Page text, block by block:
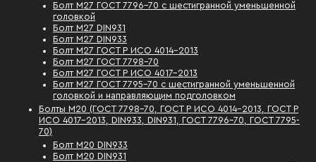
Болт М27 ГОСТ 7796-70 с шестигранной уменьшенной
головкой
Болт М27 DIN931
Болт М27 DIN933
Болт М27 ГОСТ Р ИСО 4014-2013
Болт М27 ГОСТ 7798-70
Болт М27 ГОСТ Р ИСО 4017-2013
Болт М27 ГОСТ 7795-70 с шестигранной уменьшенной
головкой и направляющим подголовком
Болты М20 (ГОСТ 7798-70, ГОСТ Р ИСО 4014-2013, ГОСТ Р
ИСО 4017-2013, DIN933, DIN931, ГОСТ 7796-70, ГОСТ 7795-
70)
Болт М20 DIN933
Болт М20 DIN931